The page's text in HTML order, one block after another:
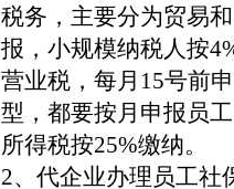
税务，主要分为贸易
报，小规模纳税人按
营业税，每月15号前
型，都要按月申报员
所得税按25%缴纳。
2、代企业办理员工社